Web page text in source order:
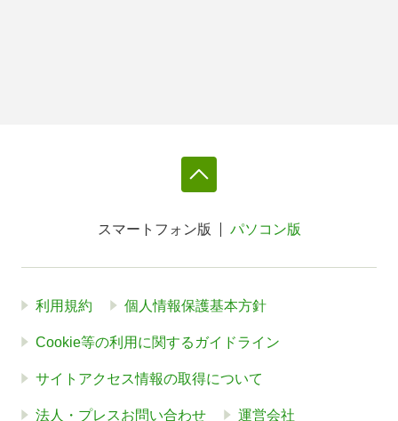
スマートフォン版 パソコン版
利用規約 個人情報保護基本方針
Cookie等の利用に関するガイドライン
サイトアクセス情報の取得について
法人・プレスお問い合わせ 運営会社